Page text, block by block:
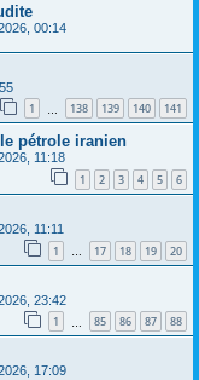
00:14
1 138 139 140 141
pétrole iranien
11:18
1 2 3 4 5 6
11:11
1 … 17 18 19 20
23:42
1 85 86 87 88
17:09